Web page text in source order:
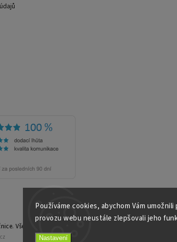
Používáme cookies, abychom Vám
provozu webu neustále zlepšovali jeho
Nastavení
. Všechna práva vyhrazena.